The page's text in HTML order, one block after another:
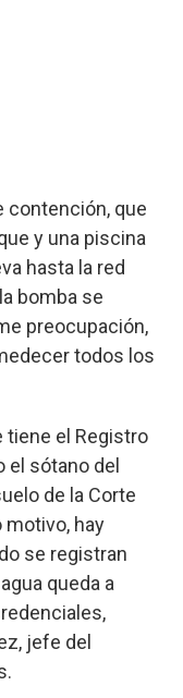
contención, que
y una piscina
hasta la red
bomba se
preocupación,
todos los
tiene el Registro
el sótano del
de la Corte
motivo, hay
se registran
queda a
jefe del